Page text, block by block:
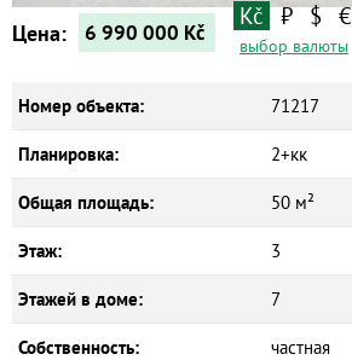
Цена: 6 990 000 Kč
Kč ₽ $ €
выбор валюты
Номер объекта: 71217
Планировка: 2+кк
Общая площадь: 50 м²
Этаж: 3
Этажей в доме: 7
Собственность: частная